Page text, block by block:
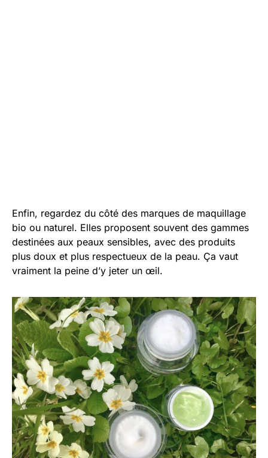
Enfin, regardez du côté des marques de maquillage
bio ou naturel. Elles proposent souvent des gammes
destinées aux peaux sensibles, avec des produits
plus doux et plus respectueux de la peau. Ça vaut
vraiment la peine d’y jeter un œil.